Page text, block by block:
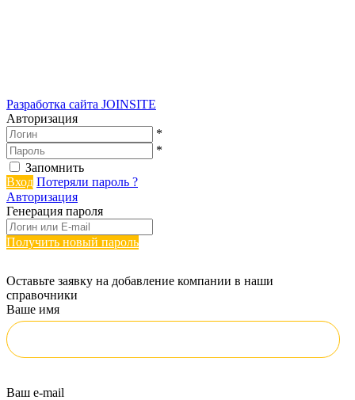
Разработка сайта JOINSITE
Авторизация
*
*
Запомнить
Вход Потеряли пароль ?
Авторизация
Генерация пароля
Получить новый пароль
Оставьте заявку на добавление компании в наши
справочники
Ваше имя
Ваш e-mail